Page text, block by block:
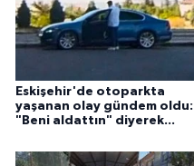
Eskişehir'de otoparkta
yaşanan olay gündem oldu:
"Beni aldattın" diyerek...